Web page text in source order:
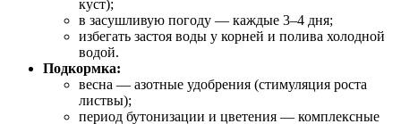
куст);
в засушливую погоду — каждые 3–4 дня;
избегать застоя воды у корней и полива холодной
водой.
Подкормка:
весна — азотные удобрения (стимуляция роста
листвы);
период бутонизации и цветения — комплексные